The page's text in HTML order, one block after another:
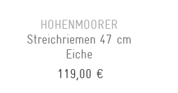
HOHENMOORER
Streichriemen 47 cm
Eiche
119,00 €